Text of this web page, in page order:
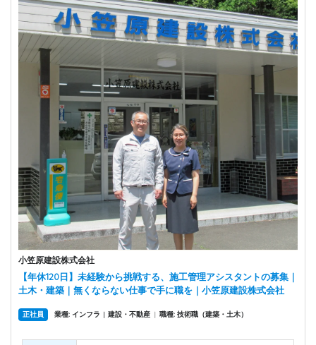
小笠原建設株式会社
【年休120日】未経験から挑戦する、施工管理アシスタントの募集｜
土木・建築｜無くならない仕事で手に職を｜小笠原建設株式会社
正社員 業種: インフラ | 建設・不動産 | 職種: 技術職（建築・土木）